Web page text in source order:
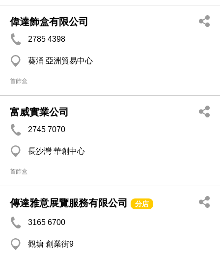
偉達飾盒有限公司
2785 4398
葵涌 亞洲貿易中心
首飾盒
富威實業公司
2745 7070
長沙灣 華創中心
首飾盒
傳達雅意展覽服務有限公司 分店
3165 6700
觀塘 創業街9